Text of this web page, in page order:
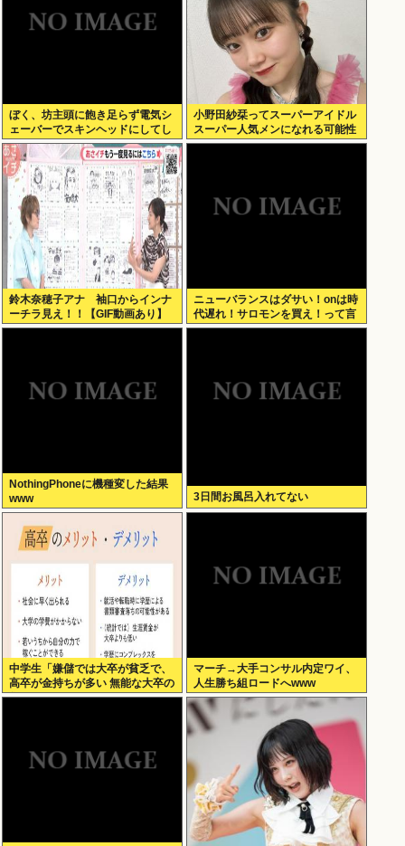
ぼく、坊主頭に飽き足らず電気シ
ェーバーでスキンヘッドにしてし
まう
小野田紗栞ってスーパーアイドル
スーパー人気メンになれる可能性
あったよな？
鈴木奈穂子アナ 袖口からインナ
ーチラ見え！！【GIF動画あり】
ニューバランスはダサい！onは時
代遅れ！サロモンを買え！って言
われたから買ったんやが
NothingPhoneに機種変した結果
www
3日間お風呂入れてない
中学生「嫌儲では大卒が貧乏で、
高卒が金持ちが多い 無能な大卒の
集まりw」エックスで一万いいね
マーチ→大手コンサル内定ワイ、
人生勝ち組ロードへwww